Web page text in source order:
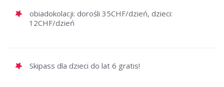
obiadokolacji: dorośli 35CHF/dzień, dzieci:
12CHF/dzień
Skipass dla dzieci do lat 6 gratis!